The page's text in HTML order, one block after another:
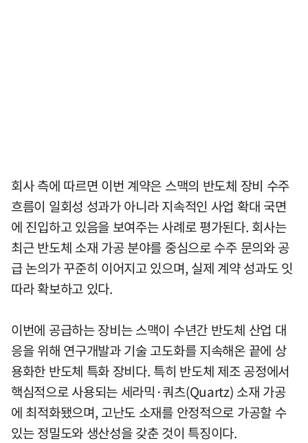
회사 측에 따르면 이번 계약은 스맥의 반도체 장비 수주
흐름이 일회성 성과가 아니라 지속적인 사업 확대 국면
에 진입하고 있음을 보여주는 사례로 평가된다. 회사는
최근 반도체 소재 가공 분야를 중심으로 수주 문의와 공
급 논의가 꾸준히 이어지고 있으며, 실제 계약 성과도 잇
따라 확보하고 있다.
이번에 공급하는 장비는 스맥이 수년간 반도체 산업 대
응을 위해 연구개발과 기술 고도화를 지속해온 끝에 상
용화한 반도체 특화 장비다. 특히 반도체 제조 공정에서
핵심적으로 사용되는 세라믹·쿼츠(Quartz) 소재 가공
에 최적화됐으며, 고난도 소재를 안정적으로 가공할 수
있는 정밀도와 생산성을 갖춘 것이 특징이다.